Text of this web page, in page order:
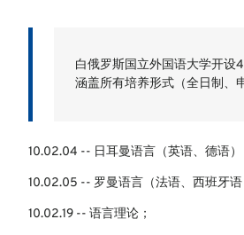
白俄罗斯国立外国语大学开设
涵盖所有培养形式（全日制、
10.02.04 -- 日耳曼语言（英语、德语）
10.02.05 -- 罗曼语言（法语、西班牙语
10.02.19 -- 语言理论；